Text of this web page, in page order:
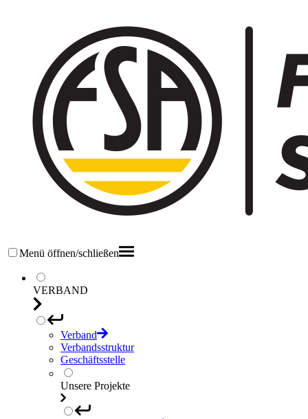
Menü öffnen/schließen
VERBAND
Verband
Verbandsstruktur
Geschäftsstelle
Unsere Projekte